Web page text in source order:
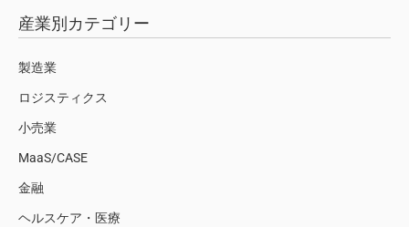
産業別カテゴリー
製造業
ロジスティクス
小売業
MaaS/CASE
金融
ヘルスケア・医療